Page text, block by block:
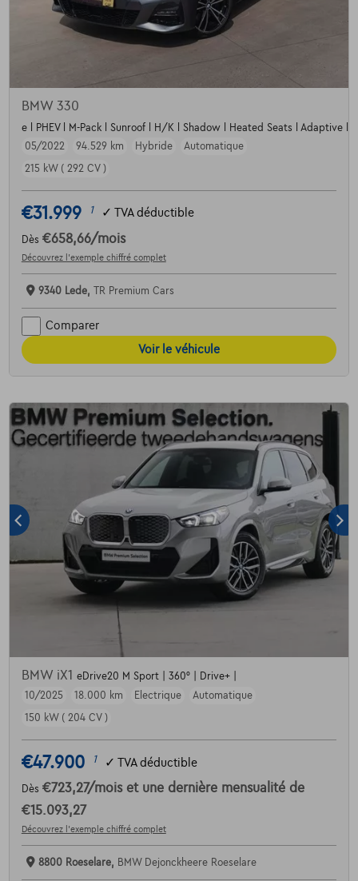
BMW 330
e l PHEV l M-Pack l Sunroof l H/K l Shadow l Heated Seats l Adaptive l
05/2022
94.529 km Hybride
Automatique
215 kW ( 292 CV )
€31.999 1 ✓ TVA déductible
Dès €658,66/mois
Découvrez l’exemple chiffré complet
9340 Lede, TR Premium Cars
Comparer
Voir le véhicule
BMW iX1 eDrive20 M Sport | 360° | Drive+ |
10/2025
18.000 km Electrique
Automatique
150 kW ( 204 CV )
€47.900 1 ✓ TVA déductible
Dès €723,27/mois et une dernière mensualité de
€15.093,27
Découvrez l’exemple chiffré complet
8800 Roeselare, BMW Dejonckheere Roeselare